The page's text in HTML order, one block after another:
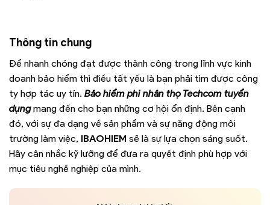
Thông tin chung
Để nhanh chóng đạt được thành công trong lĩnh vực kinh
doanh bảo hiểm thì điều tất yếu là bạn phải tìm được công
ty hợp tác uy tín. Bảo hiểm phi nhân thọ Techcom tuyển
dụngmang đến cho bạn những cơ hội ổn định. Bên cạnh
đó, với sự đa dạng về sản phẩm và sự năng động môi
trường làm việc, IBAOHIEM sẽ là sự lựa chọn sáng suốt.
Hãy cân nhắc kỹ lưỡng để đưa ra quyết định phù hợp với
mục tiêu nghề nghiệp của mình.